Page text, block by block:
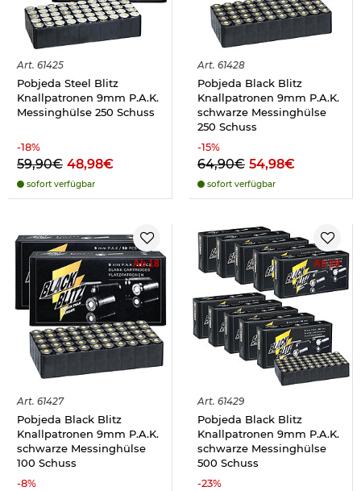
Art. 61425
Pobjeda Steel Blitz
Knallpatronen 9mm P.A.K.
Messinghülse 250 Schuss
-18%
59,90€ 48,98€
sofort verfügbar
Art. 61428
Pobjeda Black Blitz
Knallpatronen 9mm P.A.K.
schwarze Messinghülse
250 Schuss
-15%
64,90€ 54,98€
sofort verfügbar
Ab 18
Art. 61427
Pobjeda Black Blitz
Knallpatronen 9mm P.A.K.
schwarze Messinghülse
100 Schuss
-8%
Ab 18
Art. 61429
Pobjeda Black Blitz
Knallpatronen 9mm P.A.K.
schwarze Messinghülse
500 Schuss
-23%